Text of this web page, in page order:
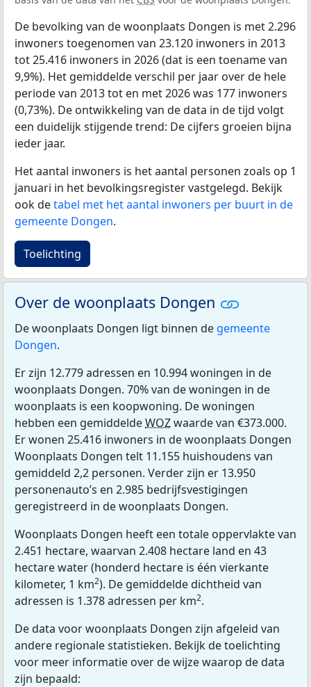
De bevolking van de woonplaats Dongen is met 2.296
inwoners toegenomen van 23.120 inwoners in 2013
tot 25.416 inwoners in 2026 (dat is een toename van
9,9%). Het gemiddelde verschil per jaar over de hele
periode van 2013 tot en met 2026 was 177 inwoners
(0,73%). De ontwikkeling van de data in de tijd volgt
een duidelijk stijgende trend: De cijfers groeien bijna
ieder jaar.
Het aantal inwoners is het aantal personen zoals op 1
januari in het bevolkingsregister vastgelegd. Bekijk
ook detabel met het aantal inwoners per buurt in de
gemeente Dongen.
Toelichting
Over de woonplaats Dongen
De woonplaats Dongen ligt binnen de gemeente
Dongen.
Er zijn 12.779 adressen en 10.994 woningen in de
woonplaats Dongen. 70% van de woningen in de
woonplaats is een koopwoning. De woningen
hebben een gemiddeldeWOZwaarde van €373.000.
Er wonen 25.416 inwoners in de woonplaats Dongen
Woonplaats Dongen telt 11.155 huishoudens van
gemiddeld 2,2 personen. Verder zijn er 13.950
personenauto’s en 2.985 bedrijfsvestigingen
geregistreerd in de woonplaats Dongen.
Woonplaats Dongen heeft een totale oppervlakte van
2.451 hectare, waarvan 2.408 hectare land en 43
hectare water (honderd hectare is één vierkante
kilometer, 1 km2). De gemiddelde dichtheid van
adressen is 1.378 adressen per km2.
De data voor woonplaats Dongen zijn afgeleid van
andere regionale statistieken. Bekijk de toelichting
voor meer informatie over de wijze waarop de data
zijn bepaald: